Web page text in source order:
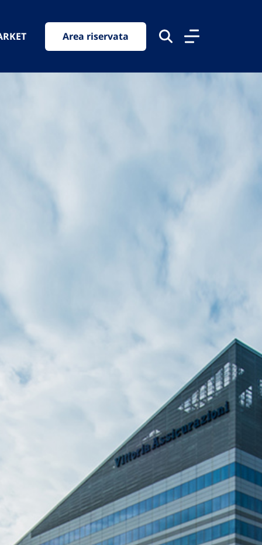
Area riservata